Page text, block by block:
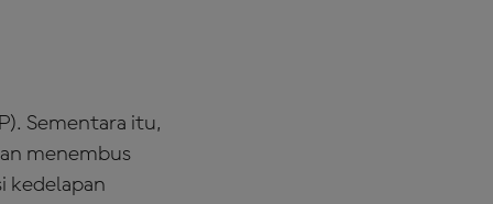
Sementara itu,
menembus
kedelapan